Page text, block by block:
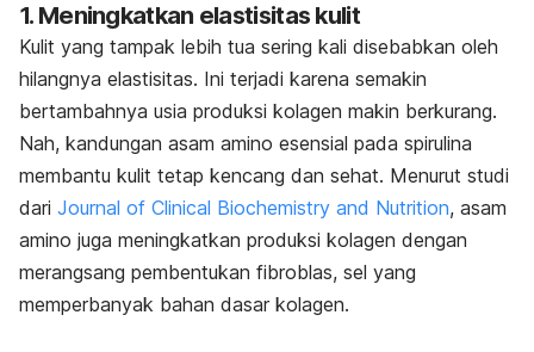
1. Meningkatkan elastisitas kulit
Kulit yang tampak lebih tua sering kali disebabkan oleh
hilangnya elastisitas. Ini terjadi karena semakin
bertambahnya usia produksi kolagen makin berkurang.
Nah, kandungan asam amino esensial pada spirulina
membantu kulit tetap kencang dan sehat. Menurut studi
dari Journal of Clinical Biochemistry and Nutrition, asam
amino juga meningkatkan produksi kolagen dengan
merangsang pembentukan fibroblas, sel yang
memperbanyak bahan dasar kolagen.